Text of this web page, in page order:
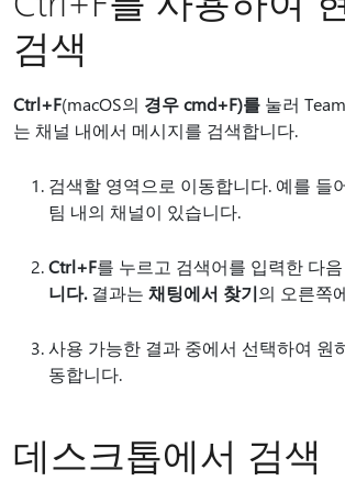
검색
Ctrl+F(macOS의 경우 cmd+F)를 눌러
는 채널 내에서 메시지를 검색합니다.
검색할 영역으로 이동합니다. 예를 들
팀 내의 채널이 있습니다.
Ctrl+F를 누르고 검색어를 입력한 다
니다.결과는 채팅에서 찾기의 오른쪽
사용 가능한 결과 중에서 선택하여 원
동합니다.
데스크톱에서 검색